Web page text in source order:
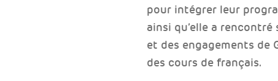
pour intégrer leur
ainsi qu’elle a
et des engagements de
des cours de français.